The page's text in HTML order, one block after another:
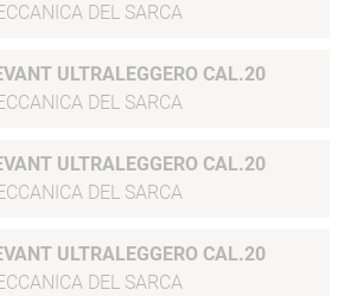
DEL SARCA
ULTRALEGGERO CAL.20
DEL SARCA
ULTRALEGGERO CAL.20
DEL SARCA
ULTRALEGGERO CAL.20
DEL SARCA